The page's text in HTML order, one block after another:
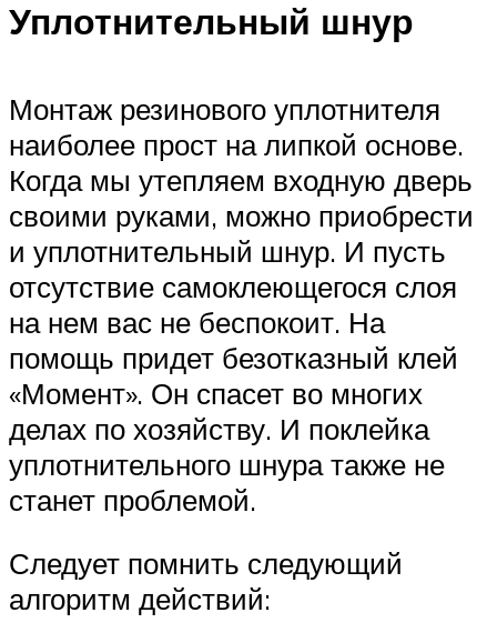
Уплотнительный шнур
Монтаж резинового уплотнителя
наиболее прост на липкой основе.
Когда мы утепляем входную дверь
своими руками, можно приобрести
и уплотнительный шнур. И пусть
отсутствие самоклеющегося слоя
на нем вас не беспокоит. На
помощь придет безотказный клей
«Момент». Он спасет во многих
делах по хозяйству. И поклейка
уплотнительного шнура также не
станет проблемой.
Следует помнить следующий
алгоритм действий: